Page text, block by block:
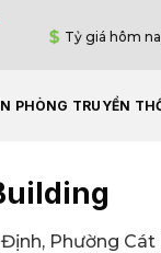
Tỷ giá hôm
PHÒNG TRUYỀN
Phường